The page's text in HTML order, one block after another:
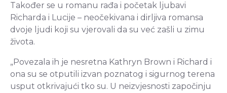
Također se u romanu rađa i početak ljubavi
Richarda i Lucije – neočekivana i dirljiva romansa
dvoje ljudi koji su vjerovali da su već zašli u zimu
života.
„Povezala ih je nesretna Kathryn Brown i Richard i
ona su se otputili izvan poznatog i sigurnog terena
usput otkrivajući tko su. U neizvjesnosti započinju